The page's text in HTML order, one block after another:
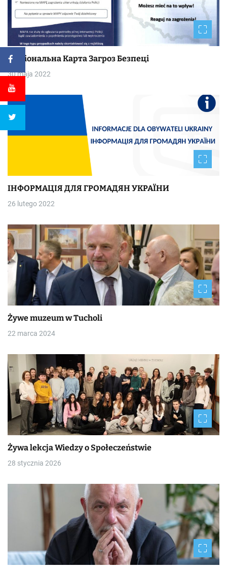
Національна Kapтa Загроз Безпеці
30 maja 2022
ІНФОРМАЦІЯ ДЛЯ ГРОМАДЯН УКРАЇНИ
26 lutego 2022
Żywe muzeum w Tucholi
22 marca 2024
Żywa lekcja Wiedzy o Społeczeństwie
28 stycznia 2026